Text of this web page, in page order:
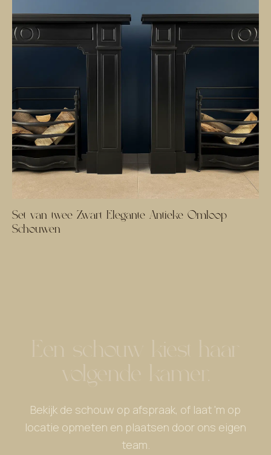
Set van twee Zwart Elegante Antieke Omloop
Schouwen
Een schouw kiest haar
volgende kamer.
Bekijk de schouw op afspraak, of laat 'm op
locatie opmeten en plaatsen door ons eigen
team.